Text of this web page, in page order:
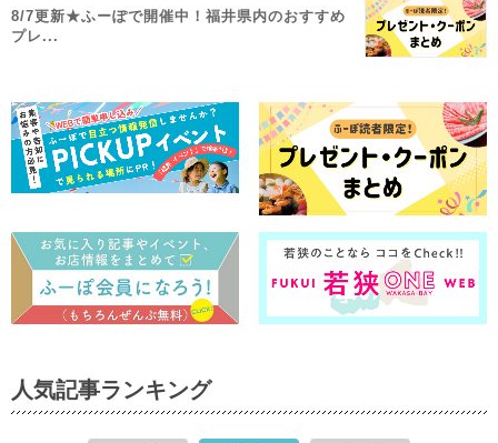
8/7更新★ふーぽで開催中！福井県内のおすすめ
プレ...
人気記事ランキング